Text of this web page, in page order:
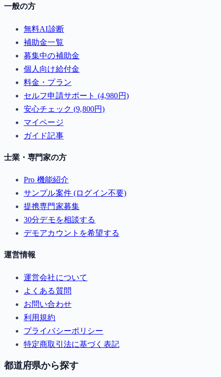
一般の方
無料AI診断
補助金一覧
募集中の補助金
個人向け給付金
料金・プラン
セルフ申請サポート (4,980円)
安心チェック (9,800円)
マイページ
ガイド記事
士業・専門家の方
Pro 機能紹介
サンプル案件 (ログイン不要)
提携専門家募集
30分デモを相談する
デモアカウントを希望する
運営情報
運営会社について
よくある質問
お問い合わせ
利用規約
プライバシーポリシー
特定商取引法に基づく表記
都道府県から探す